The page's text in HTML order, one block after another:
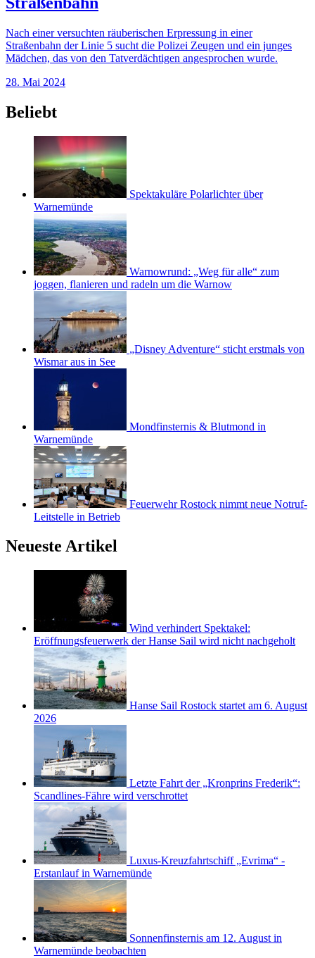
Nach einer versuchten räuberischen Erpressung in einer
Straßenbahn der Linie 5 sucht die Polizei Zeugen und ein junges
Mädchen, das von den Tatverdächtigen angesprochen wurde.
28. Mai 2024
Beliebt
Spektakuläre Polarlichter über
Warnemünde
Warnowrund: „Weg für alle“ zum
joggen, flanieren und radeln um die Warnow
„Disney Adventure“ sticht erstmals von
Wismar aus in See
Mondfinsternis & Blutmond in
Warnemünde
Feuerwehr Rostock nimmt neue Notruf-
Leitstelle in Betrieb
Neueste Artikel
Wind verhindert Spektakel:
Eröffnungsfeuerwerk der Hanse Sail wird nicht nachgeholt
Hanse Sail Rostock startet am 6. August
2026
Letzte Fahrt der „Kronprins Frederik“:
Scandlines-Fähre wird verschrottet
Luxus-Kreuzfahrtschiff „Evrima“ -
Erstanlauf in Warnemünde
Sonnenfinsternis am 12. August in
Warnemünde beobachten